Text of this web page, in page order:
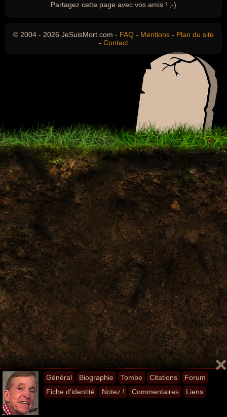
Général Biographie Tombe Citations
Forum
Fiche d'identité
Notez ! Commentaires Liens
Partagez cette page avec vos amis ! ;-)
© 2004 - 2026 JeSuisMort.com - FAQ - Mentions - Plan du site
- Contact